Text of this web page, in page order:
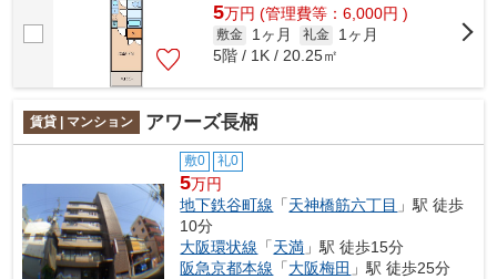
5万円 (管理費等：6,000円 )
敷金 1ヶ月 礼金
1ヶ月
5階 / 1K / 20.25㎡
賃貸 | マンション アワーズ長柄
敷0 礼0
5万円
地下鉄谷町線 「天神橋筋六丁目 」駅 徒歩
10分
大阪環状線 「天満 」駅 徒歩15分
阪急京都本線 「大阪梅田 」駅 徒歩25分